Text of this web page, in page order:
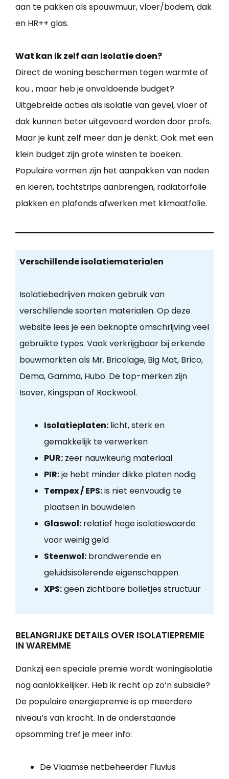
aan te pakken als spouwmuur, vloer/bodem, dak
en HR++ glas.
Wat kan ik zelf aan isolatie doen?
Direct de woning beschermen tegen warmte of
kou , maar heb je onvoldoende budget?
Uitgebreide acties als isolatie van gevel, vloer of
dak kunnen beter uitgevoerd worden door profs.
Maar je kunt zelf meer dan je denkt. Ook met een
klein budget zijn grote winsten te boeken.
Populaire vormen zijn het aanpakken van naden
en kieren, tochtstrips aanbrengen, radiatorfolie
plakken en plafonds afwerken met klimaatfolie.
Verschillende isolatiematerialen
Isolatiebedrijven maken gebruik van
verschillende soorten materialen. Op deze
website lees je een beknopte omschrijving veel
gebruikte types. Vaak verkrijgbaar bij erkende
bouwmarkten als Mr. Bricolage, Big Mat, Brico,
Dema, Gamma, Hubo. De top-merken zijn
Isover, Kingspan of Rockwool.
Isolatieplaten:licht, sterk en
gemakkelijk te verwerken
PUR:zeer nauwkeurig materiaal
PIR:je hebt minder dikke platen nodig
Tempex / EPS:is niet eenvoudig te
plaatsen in bouwdelen
Glaswol:relatief hoge isolatiewaarde
voor weinig geld
Steenwol:brandwerende en
geluidsisolerende eigenschappen
XPS:geen zichtbare bolletjes structuur
BELANGRIJKE DETAILS OVER ISOLATIEPREMIE
IN WAREMME
Dankzij een speciale premie wordt woningisolatie
nog aanlokkelijker. Heb ik recht op zo’n subsidie?
De populaire energiepremie is op meerdere
niveau’s van kracht. In de onderstaande
opsomming tref je meer info:
De Vlaamse netbeheerder Fluvius